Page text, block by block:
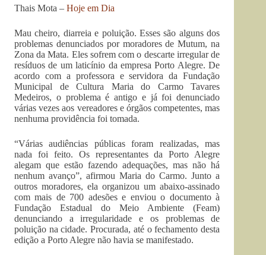
Thais Mota – Hoje em Dia
Mau cheiro, diarreia e poluição. Esses são alguns dos
problemas denunciados por moradores de Mutum, na
Zona da Mata. Eles sofrem com o descarte irregular de
resíduos de um laticínio da empresa Porto Alegre. De
acordo com a professora e servidora da Fundação
Municipal de Cultura Maria do Carmo Tavares
Medeiros, o problema é antigo e já foi denunciado
várias vezes aos vereadores e órgãos competentes, mas
nenhuma providência foi tomada.
“Várias audiências públicas foram realizadas, mas
nada foi feito. Os representantes da Porto Alegre
alegam que estão fazendo adequações, mas não há
nenhum avanço”, afirmou Maria do Carmo. Junto a
outros moradores, ela organizou um abaixo-assinado
com mais de 700 adesões e enviou o documento à
Fundação Estadual do Meio Ambiente (Feam)
denunciando a irregularidade e os problemas de
poluição na cidade. Procurada, até o fechamento desta
edição a Porto Alegre não havia se manifestado.